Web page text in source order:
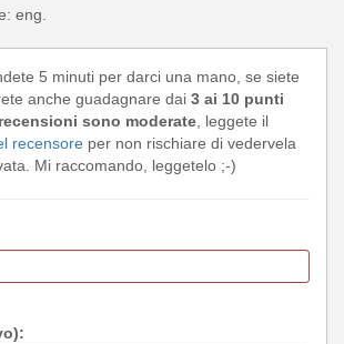
eng.
5 minuti per darci una mano, se siete
anche guadagnare dai 3 ai 10 punti
recensioni sono moderate, leggete il
recensoreper non rischiare di vedervela
Mi raccomando, leggetelo ;-)